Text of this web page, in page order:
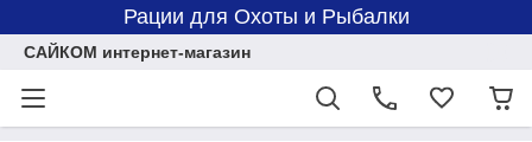
Рации для Охоты и Рыбалки
САЙКОМ интернет-магазин